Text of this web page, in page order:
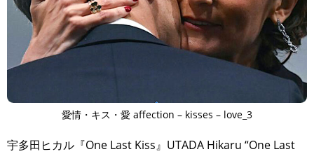
愛情・キス・愛 affection – kisses – love_3
宇多田ヒカル『One Last Kiss』UTADA Hikaru “One Last